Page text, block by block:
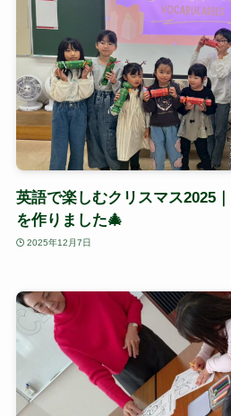
英語で楽しむクリスマス2025
を作りました🎄
2025年12月7日